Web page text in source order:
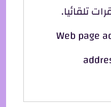
تلقائيا.
Web page